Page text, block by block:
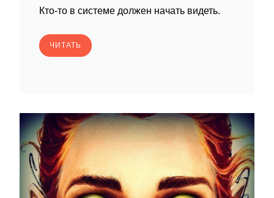
Кто-то в системе должен начать видеть.
ЧИТАТЬ